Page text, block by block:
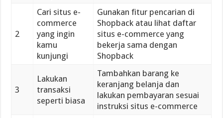
2
Cari situs e-
commerce
yang ingin
kamu
kunjungi
Gunakan fitur pencarian di
Shopback atau lihat daftar
situs e-commerce yang
bekerja sama dengan
Shopback
3
Lakukan
transaksi
seperti biasa
Tambahkan barang ke
keranjang belanja dan
lakukan pembayaran sesuai
instruksi situs e-commerce